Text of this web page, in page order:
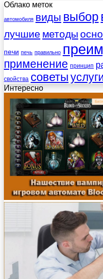
Облако меток
автомобиля виды выбор
лучшие методы
печи печь правильно
применение принцип
свойства советы
Интересно